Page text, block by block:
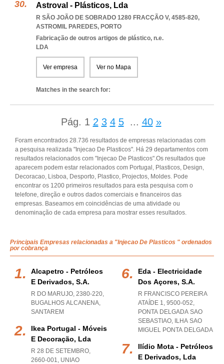
Astroval - Plásticos, Lda
R SÃO JOÃO DE SOBRADO 1280 FRACÇÃO V, 4585-820,
ASTROMIL PAREDES, PORTO
Fabricação de outros artigos de plástico, n.e.
LDA
Ver empresa Ver no Mapa
Matches in the search for:
Pág. 1 2 3 4 5 ... 40 »
Foram encontrados 28.736 resultados de empresas relacionadas com
a pesquisa realizada "Injecao De Plasticos". Há 29 departamentos com
resultados relacionados com "Injecao De Plasticos".Os resultados que
aparecem podem estar relacionados com Portugal, Plasticos, Design,
Decoracao, Lisboa, Desporto, Plastico, Projectos, Moldes. Pode
encontrar os 1200 primeiros resultados para esta pesquisa com o
telefone, direção e outros dados comerciais e financeiros das
empresas. Baseamos em coincidências de uma atividade ou
denominação de cada empresa para mostrar esses resultados.
Principais Empresas relacionadas a "Injecao De Plasticos " ordenados
por cobrança
Alcapetro - Petróleos
E Derivados, S.a.
R DO MARUJO, 2380-220,
BUGALHOS ALCANENA,
SANTAREM
Ikea Portugal - Móveis
E Decoração, Lda
R 28 DE SETEMBRO,
2660-001, UNIAO
Eda - Electricidade
Dos Açores, S.a.
R FRANCISCO PEREIRA
ATAÍDE 1, 9500-052,
PONTA DELGADA SAO
SEBASTIAO, ILHA SAO
MIGUEL PONTA DELGADA
Ilídio Mota - Petróleos
E Derivados, Lda